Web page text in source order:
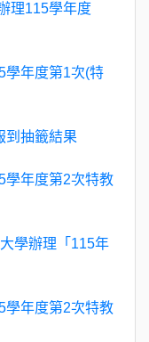
理115學年度
學年度第1次(特
到抽籤結果
學年度第2次特教
學辦理「115年
學年度第2次特教